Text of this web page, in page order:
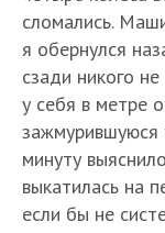
сломались.
я обернулся
сзади никого
у себя в метре
зажмурившуюся
минуту
выкатилась на
если бы не